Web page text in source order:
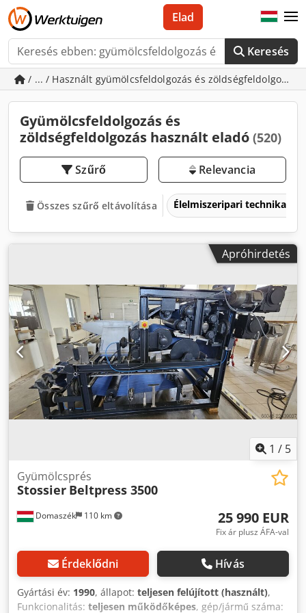
Keresés
Elad
/ ... / Használt gyümölcsfeldolgozás és zöldségfeldolgozás
Gyümölcsfeldolgozás és
zöldségfeldolgozás használt eladó (520)
Szűrő Relevancia
Összes szűrő eltávolítása Élelmiszeripari technika
Apróhirdetés
1 / 5
Domaszék 110 km
Gyümölcsprés
Stossier Beltpress 3500
25 990 EUR
Fix ár plusz ÁFA-val
Érdeklődni Hívás
Gyártási év: 1990, állapot: teljesen felújított (használt),
Funkcionalitás: teljesen működőképes, gép/jármű száma: